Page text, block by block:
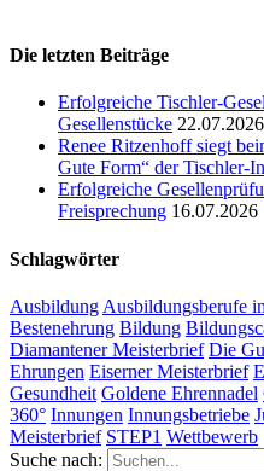
Die letzten Beiträge
Erfolgreiche Tischler-
Gesellenstücke 22.07.2026
Renee Ritzenhoff siegt
Gute Form“ der Tischler-
Erfolgreiche
Freisprechung 16.07.2026
Schlagwörter
Ausbildung Ausbildungsberufe
Bestenehrung Bildung
Diamantener Meisterbrief Die
Ehrungen Eiserner Meisterbrief
Gesundheit Goldene Ehrennadel
360° Innungen Innungsbetriebe
Meisterbrief STEP1 Wettbewerb
Suche nach: